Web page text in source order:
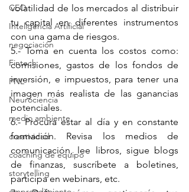
CEO
Inteligencia Artificial
negociación
Fintech
PNL
Neurociencia
medio ambiente
creatividad
coaching de equipo
storytelling
volatilidad de los mercados al distribuir
tu capital en diferentes instrumentos
con una gama de riesgos.
5.- Toma en cuenta los costos como:
comisiones, gastos de los fondos de
inversión, e impuestos, para tener una
imagen más realista de las ganancias
potenciales.
6.- Procura estar al día y en constante
formación. Revisa los medios de
comunicación, lee libros, sigue blogs
de finanzas, suscríbete a boletines,
participa en webinars, etc.